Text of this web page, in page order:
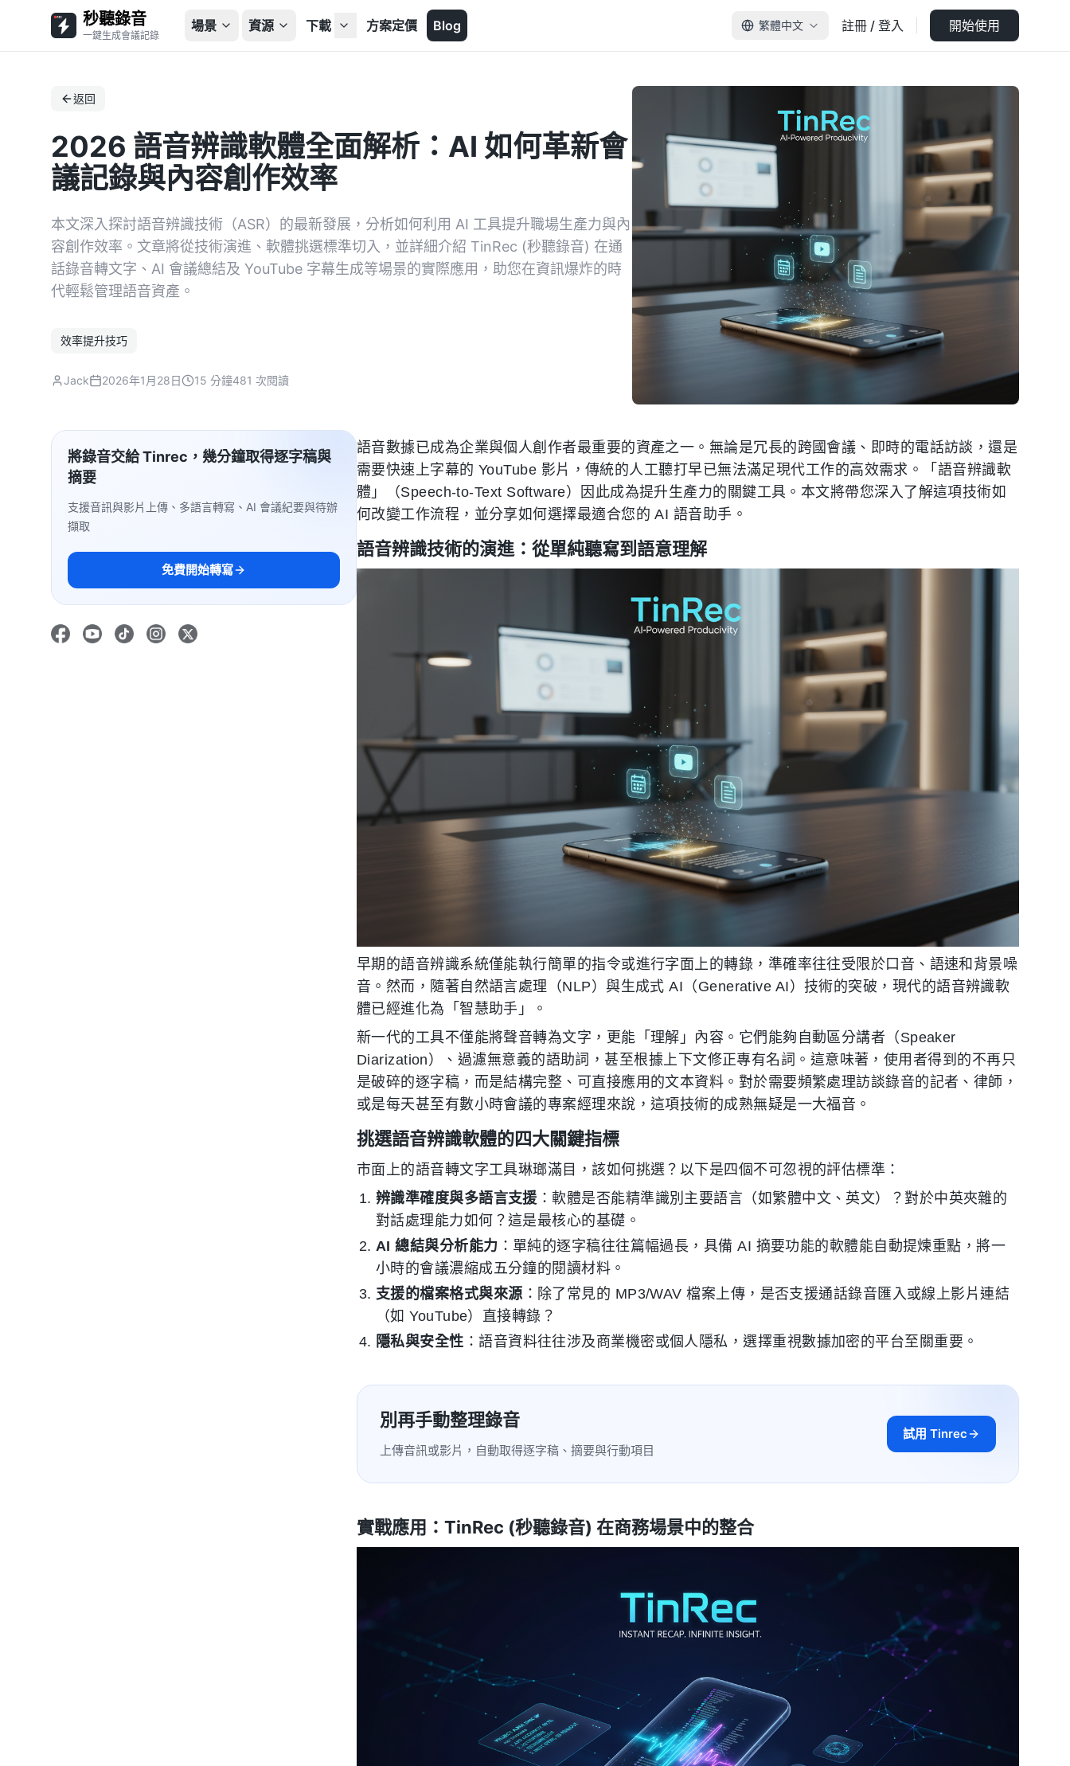
秒聽錄音
一鍵生成會議記錄
場景 資源 下載 方案定價 Blog 繁體中文 註冊 / 登入 開始使用
返回
2026 語音辨識軟體全面解析：AI 如何革新會
議記錄與內容創作效率
本文深入探討語音辨識技術（ASR）的最新發展，分析如何利用 AI 工具提升職場生產力與內
容創作效率。文章將從技術演進、軟體挑選標準切入，並詳細介紹 TinRec (秒聽錄音) 在通
話錄音轉文字、AI 會議總結及 YouTube 字幕生成等場景的實際應用，助您在資訊爆炸的時
代輕鬆管理語音資產。
效率提升技巧
Jack 2026年1月28日 15 分鐘481 次閱讀
將錄音交給 Tinrec，幾分鐘取得逐字稿與
摘要
支援音訊與影片上傳、多語言轉寫、AI 會議紀要與待辦
擷取
免費開始轉寫
語音數據已成為企業與個人創作者最重要的資產之一。無論是冗長的跨國會議、即時的電話訪談，還是
需要快速上字幕的 YouTube 影片，傳統的人工聽打早已無法滿足現代工作的高效需求。「語音辨識軟
體」（Speech-to-Text Software）因此成為提升生產力的關鍵工具。本文將帶您深入了解這項技術如
何改變工作流程，並分享如何選擇最適合您的 AI 語音助手。
語音辨識技術的演進：從單純聽寫到語意理解
早期的語音辨識系統僅能執行簡單的指令或進行字面上的轉錄，準確率往往受限於口音、語速和背景噪
音。然而，隨著自然語言處理（NLP）與生成式 AI（Generative AI）技術的突破，現代的語音辨識軟
體已經進化為「智慧助手」。
新一代的工具不僅能將聲音轉為文字，更能「理解」內容。它們能夠自動區分講者（Speaker
Diarization）、過濾無意義的語助詞，甚至根據上下文修正專有名詞。這意味著，使用者得到的不再只
是破碎的逐字稿，而是結構完整、可直接應用的文本資料。對於需要頻繁處理訪談錄音的記者、律師，
或是每天甚至有數小時會議的專案經理來說，這項技術的成熟無疑是一大福音。
挑選語音辨識軟體的四大關鍵指標
市面上的語音轉文字工具琳瑯滿目，該如何挑選？以下是四個不可忽視的評估標準：
辨識準確度與多語言支援 ：軟體是否能精準識別主要語言（如繁體中文、英文）？對於中英夾雜的
對話處理能力如何？這是最核心的基礎。
AI 總結與分析能力 ：單純的逐字稿往往篇幅過長，具備 AI 摘要功能的軟體能自動提煉重點，將一
小時的會議濃縮成五分鐘的閱讀材料。
支援的檔案格式與來源 ：除了常見的 MP3/WAV 檔案上傳，是否支援通話錄音匯入或線上影片連結
（如 YouTube）直接轉錄？
隱私與安全性 ：語音資料往往涉及商業機密或個人隱私，選擇重視數據加密的平台至關重要。
別再手動整理錄音
上傳音訊或影片，自動取得逐字稿、摘要與行動項目
試用 Tinrec
實戰應用：TinRec (秒聽錄音) 在商務場景中的整合